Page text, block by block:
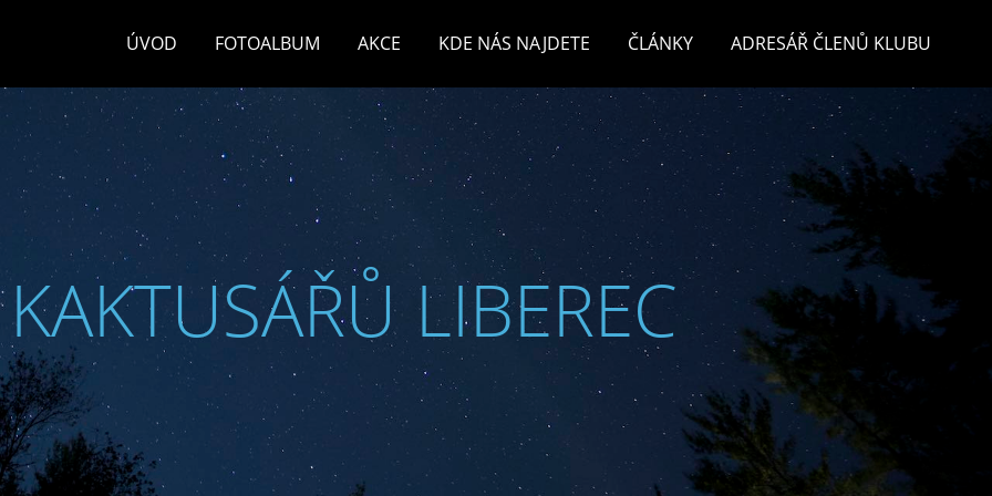
ÚVOD FOTOALBUM AKCE KDE NÁS NAJDETE ČLÁNKY ADRESÁŘ ČLENŮ KLUBU
LIBEREC